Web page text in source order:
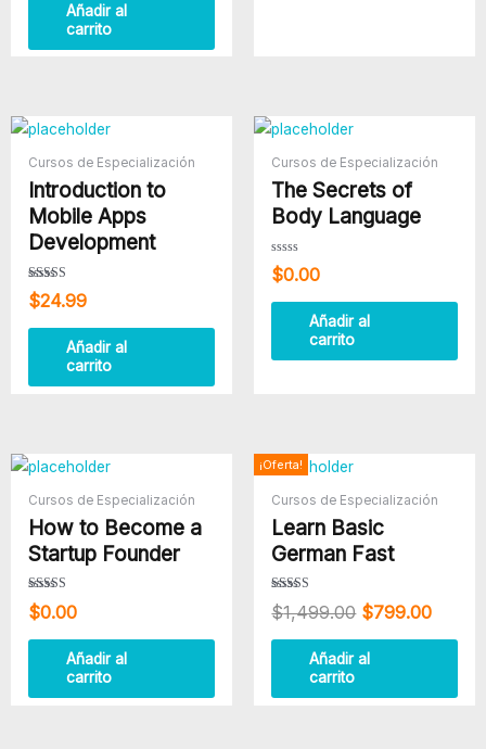
Añadir al
carrito
Cursos de Especialización
Introduction to
Mobile Apps
Development
Valorado
con
de 5
$24.99
Añadir al
carrito
Cursos de Especialización
The Secrets of
Body Language
Valorado
con
de
$0.00
Añadir al
carrito
Cursos de Especialización
How to Become a
Startup Founder
Valorado con
5.00
$0.00
Añadir al
carrito
¡Oferta!
Cursos de Especialización
Learn Basic
German Fast
Valorado
con
4.00
de 5
$1,499.00
original
era:
$1,499.00.
$799.00
actual
Añadir al
carrito